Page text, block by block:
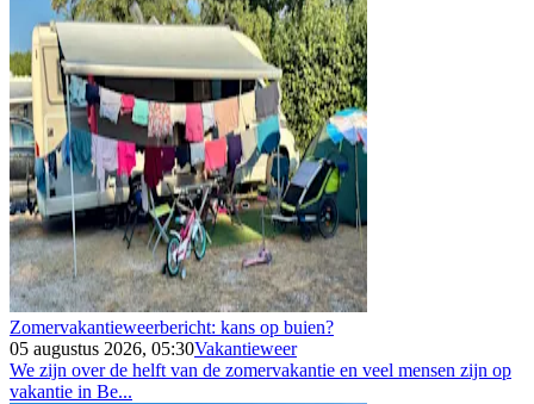
Zomervakantieweerbericht: kans op buien?
05 augustus 2026, 05:30Vakantieweer
We zijn over de helft van de zomervakantie en veel mensen zijn op
vakantie in Be...